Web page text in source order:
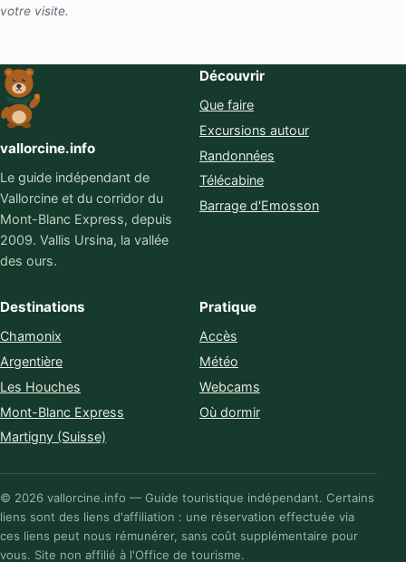
votre visite.
vallorcine.info
Le guide indépendant de
Vallorcine et du corridor du
Mont-Blanc Express, depuis
2009. Vallis Ursina, la vallée
des ours.
Découvrir
Que faire
Excursions autour
Randonnées
Télécabine
Barrage d'Emosson
Destinations
Chamonix
Argentière
Les Houches
Mont-Blanc Express
Martigny (Suisse)
Pratique
Accès
Météo
Webcams
Où dormir
© 2026 vallorcine.info — Guide touristique indépendant. Certains
liens sont des liens d'affiliation : une réservation effectuée via
ces liens peut nous rémunérer, sans coût supplémentaire pour
vous. Site non affilié à l'Office de tourisme.